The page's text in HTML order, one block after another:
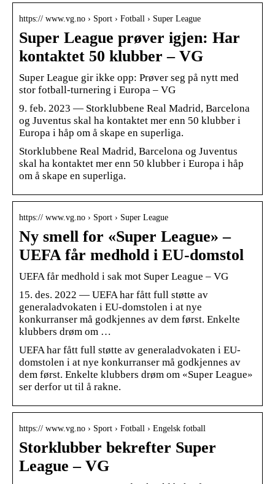
https:// www.vg.no › Sport › Fotball › Super League
Super League prøver igjen: Har
kontaktet 50 klubber – VG
Super League gir ikke opp: Prøver seg på nytt med
stor fotball-turnering i Europa – VG
9. feb. 2023 — Storklubbene Real Madrid, Barcelona
og Juventus skal ha kontaktet mer enn 50 klubber i
Europa i håp om å skape en superliga.
Storklubbene Real Madrid, Barcelona og Juventus
skal ha kontaktet mer enn 50 klubber i Europa i håp
om å skape en superliga.
https:// www.vg.no › Sport › Super League
Ny smell for «Super League» –
UEFA får medhold i EU-domstol
UEFA får medhold i sak mot Super League – VG
15. des. 2022 — UEFA har fått full støtte av
generaladvokaten i EU-domstolen i at nye
konkurranser må godkjennes av dem først. Enkelte
klubbers drøm om …
UEFA har fått full støtte av generaladvokaten i EU-
domstolen i at nye konkurranser må godkjennes av
dem først. Enkelte klubbers drøm om «Super League»
ser derfor ut til å rakne.
https:// www.vg.no › Sport › Fotball › Engelsk fotball
Storklubber bekrefter Super
League – VG